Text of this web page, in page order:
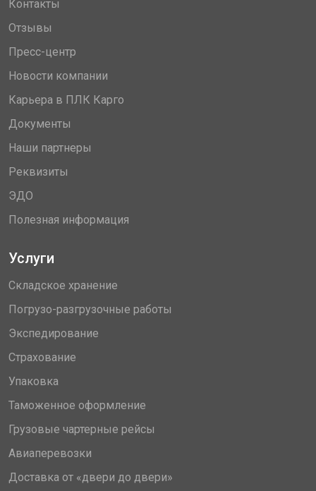
Контакты
Отзывы
Пресс-центр
Новости компании
Карьера в ПЛК Карго
Документы
Наши партнеры
Реквизиты
ЭДО
Полезная информация
Услуги
Складское хранение
Погрузо-разгрузочные работы
Экспедирование
Страхование
Упаковка
Таможенное оформление
Грузовые чартерные рейсы
Авиаперевозки
Доставка от «двери до двери»